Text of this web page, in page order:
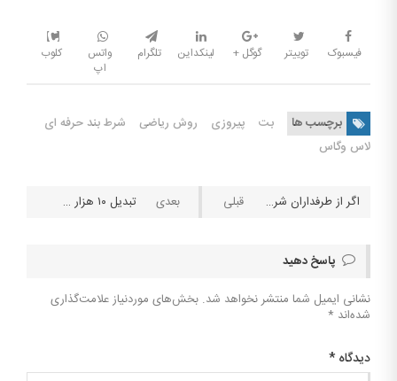
فیسبوک توییتر گوگل + لینکداین تلگرام
واتس
اپ
کلوب
برچسب ها بت پیروزی روش ریاضی
شرط بند حرفه ای
لاس وگاس
اگر از طرفداران شرط بندی هستید؛ دیدن این ۴ فیلم را از دست ندهید تبدیل ۱۰ هزار تومان به ۱ میلیون تومان ( روش سرمایه گذاری پله ای )
پاسخ دهید
نشانی ایمیل شما منتشر نخواهد شد. بخش‌های موردنیاز علامت‌گذاری
شده‌اند *
دیدگاه *